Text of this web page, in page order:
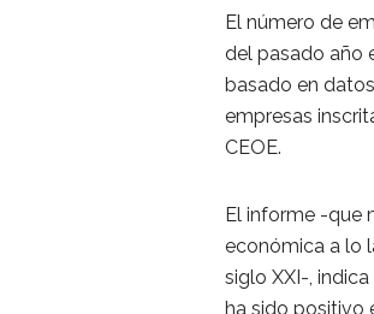
El número de
del pasado año
basado en
empresas
CEOE.
El informe -que
económica a lo
siglo XXI-,
ha sido positivo